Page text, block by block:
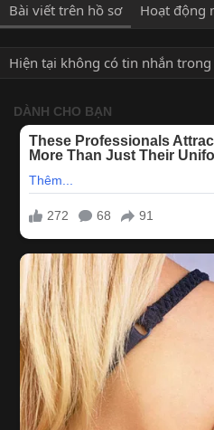
Bài viết trên hồ sơ Hoạt động
Hiện tại không có tin nhắn